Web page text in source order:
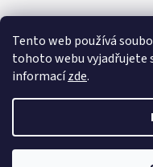
Tento web používá
tohoto webu vyjadřujete
informacízde.
Obchodní podmínky
Copyright 2026EXPRAN